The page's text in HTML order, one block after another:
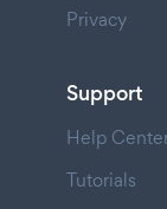
Privacy
Support
Help
Tutorials